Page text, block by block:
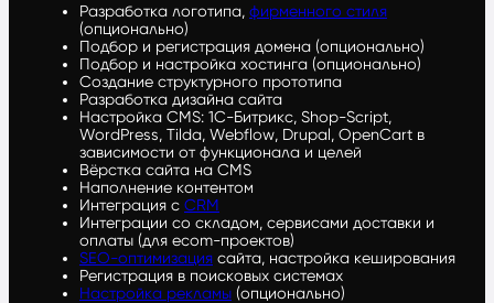
Разработка логотипа, фирменного стиля
(опционально)
Подбор и регистрация домена (опционально)
Подбор и настройка хостинга (опционально)
Создание структурного прототипа
Разработка дизайна сайта
Настройка CMS: 1С-Битрикс, Shop-Script,
WordPress, Tilda, Webflow, Drupal, OpenCart в
зависимости от функционала и целей
Вёрстка сайта на CMS
Наполнение контентом
Интеграция с CRM
Интеграции со складом, сервисами доставки и
оплаты (для ecom-проектов)
SEO-оптимизация сайта, настройка кеширования
Регистрация в поисковых системах
Настройка рекламы (опционально)